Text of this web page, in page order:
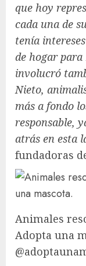
que hoy
cada una de
tenía
de hogar
involucró
Nieto,
más a fondo
responsable,
atrás en esta
fundadoras
Animales
Adopta una